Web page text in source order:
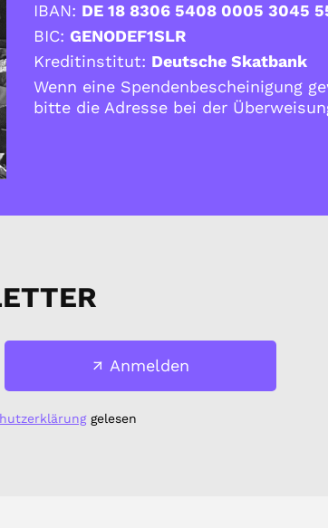
IBAN: DE 18 8306 5408 0005 3045
BIC: GENODEF1SLR
Kreditinstitut: Deutsche Skatbank
Wenn eine Spendenbescheinigung
bitte die Adresse bei der
Anmelden
gelesen